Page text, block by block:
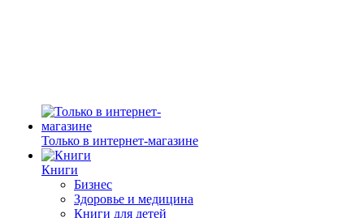
Только в интернет-магазине
Книги
Бизнес
Здоровье и медицина
Книги для детей